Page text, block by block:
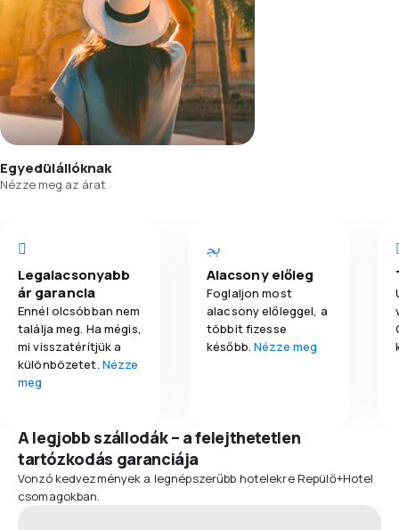
Egyedülállóknak
Nézze meg az árat
Legalacsonyabb
ár garancia
Ennél olcsóbban nem
találja meg. Ha mégis,
mi visszatérítjük a
különbözetet. Nézze
meg
Alacsony előleg
Foglaljon most
alacsony előleggel, a
többit fizesse
később.Nézze meg
A legjobb szállodák – a felejthetetlen
tartózkodás garanciája
Vonzó kedvezmények a legnépszerűbb hotelekre Repülő+Hotel
csomagokban.